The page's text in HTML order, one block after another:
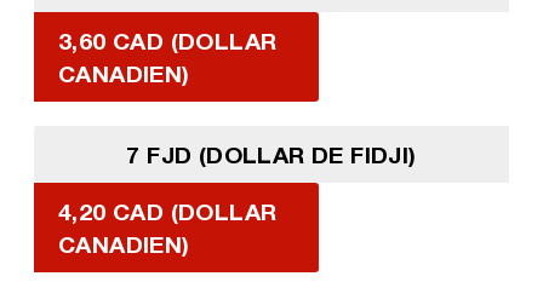
3,60 CAD (DOLLAR
CANADIEN)
7 FJD (DOLLAR DE FIDJI)
4,20 CAD (DOLLAR
CANADIEN)